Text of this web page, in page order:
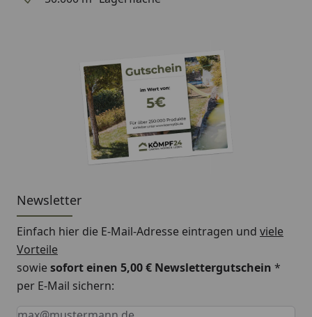
Newsletter
Einfach hier die E-Mail-Adresse eintragen und viele
Vorteile
sowiesofort einen 5,00 € Newslettergutschein *
per E-Mail sichern:
Keine Eingabe erforderlich
Eingabe erforderlich
E-Mail *